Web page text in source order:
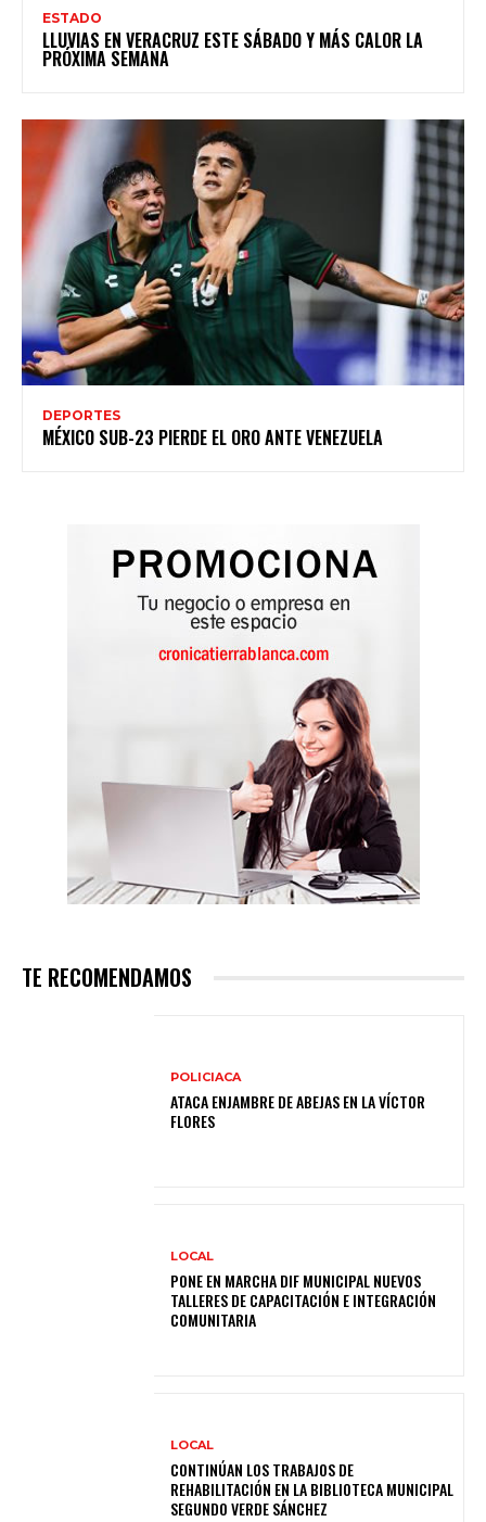
ESTADO
LLUVIAS EN VERACRUZ ESTE SÁBADO Y MÁS CALOR LA
PRÓXIMA SEMANA
DEPORTES
MÉXICO SUB-23 PIERDE EL ORO ANTE VENEZUELA
TE RECOMENDAMOS
POLICIACA
ATACA ENJAMBRE DE ABEJAS EN LA VÍCTOR
FLORES
LOCAL
PONE EN MARCHA DIF MUNICIPAL NUEVOS
TALLERES DE CAPACITACIÓN E INTEGRACIÓN
COMUNITARIA
LOCAL
CONTINÚAN LOS TRABAJOS DE
REHABILITACIÓN EN LA BIBLIOTECA MUNICIPAL
SEGUNDO VERDE SÁNCHEZ